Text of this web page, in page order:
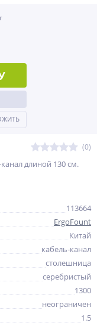
(0)
длиной 130 см.
113664
ErgoFount
Китай
кабель-канал
столешница
серебристый
1300
неограничен
1.5